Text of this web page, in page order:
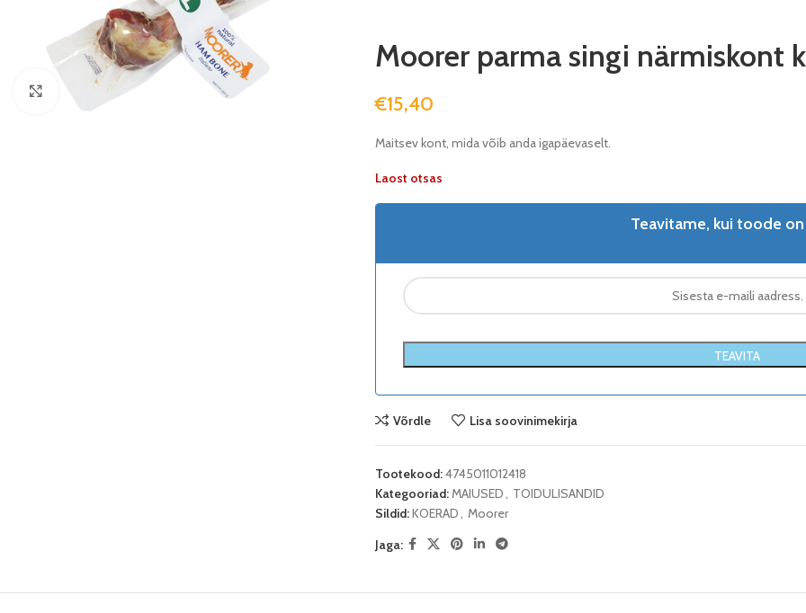
Suurenda
Moorer parma singi närmiskont
€15,40
Maitsev kont, mida võib anda igapäevaselt.
Laost otsas
Teavitame, kui toode on
TEAVITA
Võrdle Lisa soovinimekirja
Tootekood:4745011012418
Kategooriad:MAIUSED, TOIDULISANDID
Sildid:KOERAD, Moorer
Jaga: